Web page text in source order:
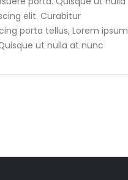
elit. Curabitur
porta tellus, Lorem ipsum
ut nulla at nunc